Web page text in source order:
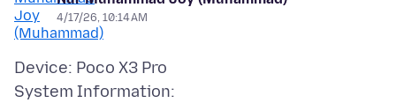
4/17/26, 10:14 AM
Device: Poco X3 Pro
System Information: